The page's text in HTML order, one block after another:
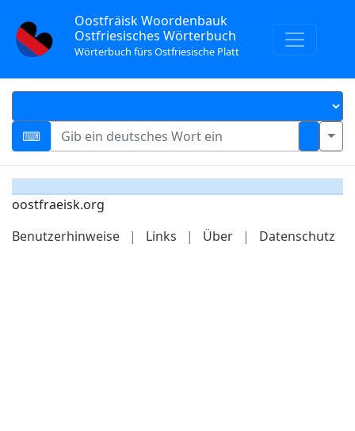
Oostfräisk Woordenbauk
Ostfriesisches Wörterbuch
Wörterbuch fürs Ostfriesische Platt
oostfraeisk.org
Benutzerhinweise
| Links | Über | Datenschutz